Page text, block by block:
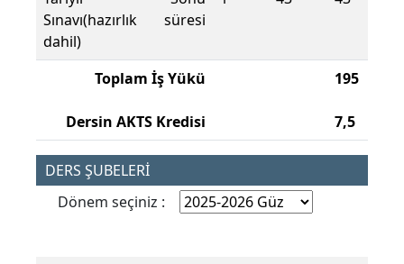
Sınavı(hazırlık süresi
dahil)
Toplam İş Yükü
Dersin AKTS Kredisi
195
7,5
DERS ŞUBELERİ
Dönem seçiniz :